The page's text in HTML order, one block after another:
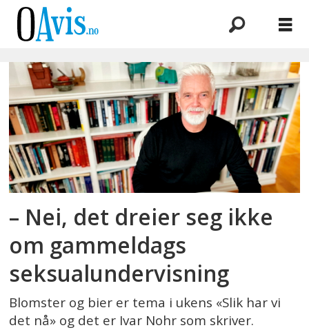
Emne:
hage
– Nei, det dreier seg ikke
om gammeldags
seksualundervisning
Blomster og bier er tema i ukens «Slik har vi
det nå» og det er Ivar Nohr som skriver.